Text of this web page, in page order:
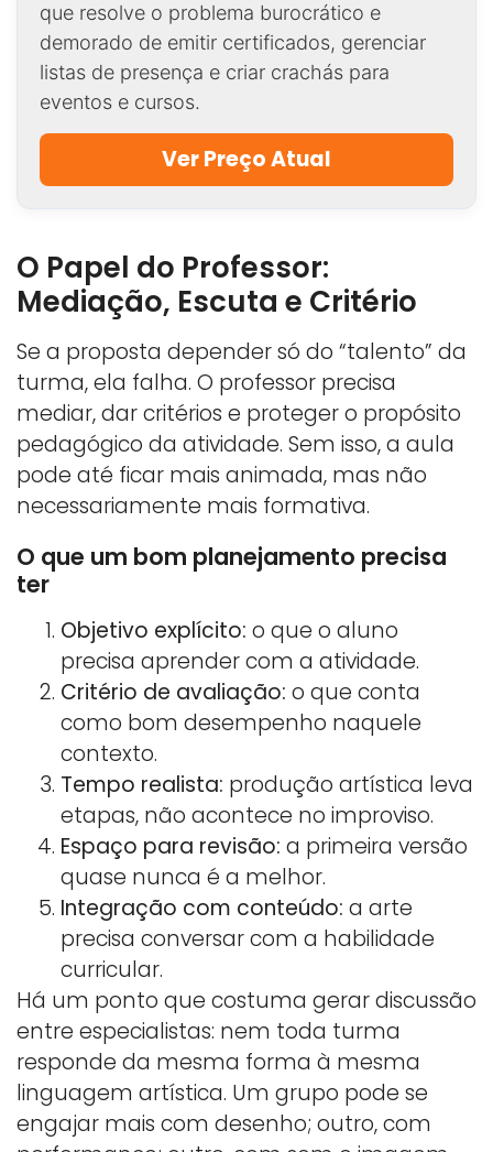
que resolve o problema burocrático e
demorado de emitir certificados, gerenciar
listas de presença e criar crachás para
eventos e cursos.
Ver Preço Atual
O Papel do Professor:
Mediação, Escuta e Critério
Se a proposta depender só do “talento” da
turma, ela falha. O professor precisa
mediar, dar critérios e proteger o propósito
pedagógico da atividade. Sem isso, a aula
pode até ficar mais animada, mas não
necessariamente mais formativa.
O que um bom planejamento precisa
ter
Objetivo explícito: o que o aluno
precisa aprender com a atividade.
Critério de avaliação: o que conta
como bom desempenho naquele
contexto.
Tempo realista: produção artística leva
etapas, não acontece no improviso.
Espaço para revisão: a primeira versão
quase nunca é a melhor.
Integração com conteúdo: a arte
precisa conversar com a habilidade
curricular.
Há um ponto que costuma gerar discussão
entre especialistas: nem toda turma
responde da mesma forma à mesma
linguagem artística. Um grupo pode se
engajar mais com desenho; outro, com